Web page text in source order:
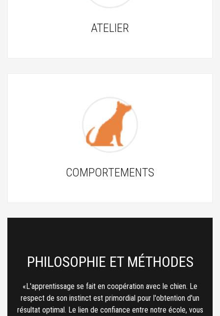
ATELIER
COMPORTEMENTS
PHILOSOPHIE ET MÉTHODES
L'apprentissage se fait en coopération avec le chien. Le
respect de son instinct est primordial pour l'obtention d'un
résultat optimal. Le lien de confiance entre notre école, vous